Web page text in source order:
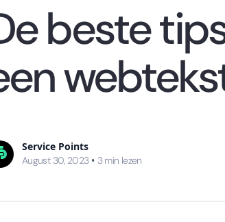
beste
Service Points
August 30, 2023 • 3 min lezen